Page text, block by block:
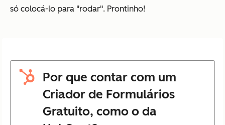
só colocá-lo para "rodar". Prontinho!
Por que contar com um
Criador de Formulários
Gratuito, como o da